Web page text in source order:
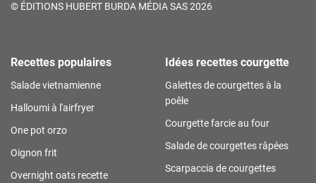
© ÉDITIONS HUBERT BURDA MÉDIA SAS 2026
Recettes populaires
Salade vietnamienne
Halloumi à l'airfryer
One pot orzo
Oignon frit
Overnight oats recette
Idées recettes courgette
Galettes de courgettes à la
poêle
Courgette farcie au four
Salade de courgettes râpées
Scarpaccia de courgettes